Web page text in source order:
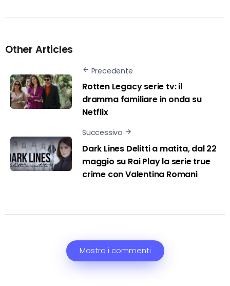
Other Articles
Precedente
Rotten Legacy serie tv: il
dramma familiare in onda su
Netflix
Successivo
Dark Lines Delitti a matita, dal 22
maggio su Rai Play la serie true
crime con Valentina Romani
Mostra i commenti